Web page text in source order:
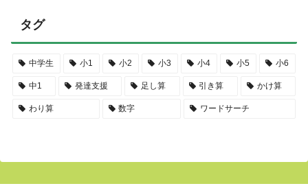
タグ
中学生 小1 小2 小3 小4 小5 小6
中1 発達支援 足し算 引き算 かけ算
わり算 数字 ワードサーチ